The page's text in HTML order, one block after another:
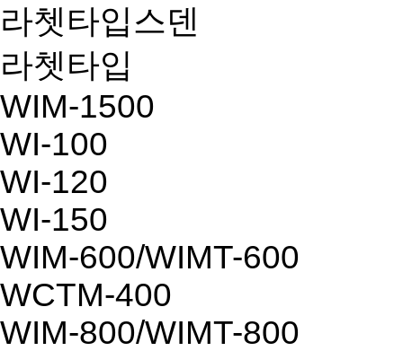
라쳇타입스덴
라쳇타입
WIM-1500
WI-100
WI-120
WI-150
WIM-600/WIMT-600
WCTM-400
WIM-800/WIMT-800